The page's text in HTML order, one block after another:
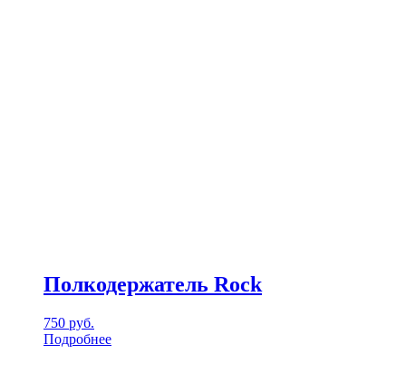
Полкодержатель Rock
750 руб.
Подробнее